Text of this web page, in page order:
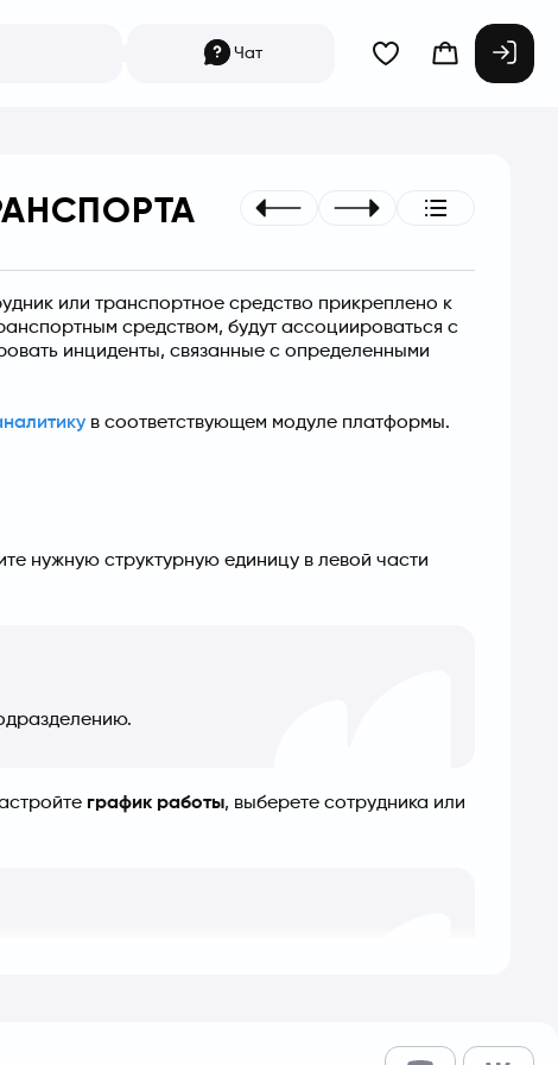
Чат
или транспортное средство прикреплено к
средством, будут ассоциироваться с
инциденты, связанные с определенными
в соответствующем модуле платформы.
нужную структурную единицу в левой части
график работы, выберете сотрудника или